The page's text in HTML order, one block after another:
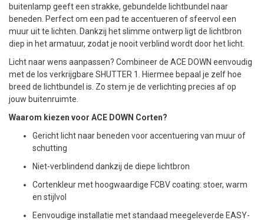
buitenlamp geeft een strakke, gebundelde lichtbundel naar
beneden. Perfect om een pad te accentueren of sfeervol een
muur uit te lichten. Dankzij het slimme ontwerp ligt de lichtbron
diep in het armatuur, zodat je nooit verblind wordt door het licht.
Licht naar wens aanpassen? Combineer de ACE DOWN eenvoudig
met de los verkrijgbare SHUTTER 1. Hiermee bepaal je zelf hoe
breed de lichtbundel is. Zo stem je de verlichting precies af op
jouw buitenruimte.
Waarom kiezen voor ACE DOWN Corten?
Gericht licht naar beneden voor accentuering van muur of
schutting
Niet-verblindend dankzij de diepe lichtbron
Cortenkleur met hoogwaardige FCBV coating: stoer, warm
en stijlvol
Eenvoudige installatie met standaad meegeleverde EASY-